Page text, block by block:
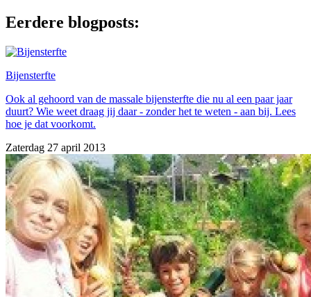
Eerdere blogposts:
Bijensterfte
Ook al gehoord van de massale bijensterfte die nu al een paar jaar
duurt? Wie weet draag jij daar - zonder het te weten - aan bij. Lees
hoe je dat voorkomt.
Zaterdag 27 april 2013